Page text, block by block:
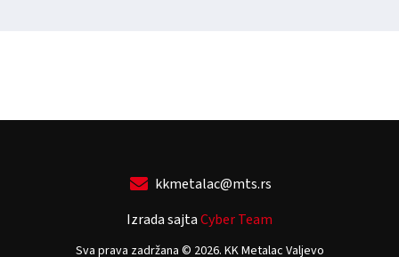
kkmetalac@mts.rs
Izrada sajtaCyber Team
Sva prava zadržana © 2026. KK Metalac Valjevo